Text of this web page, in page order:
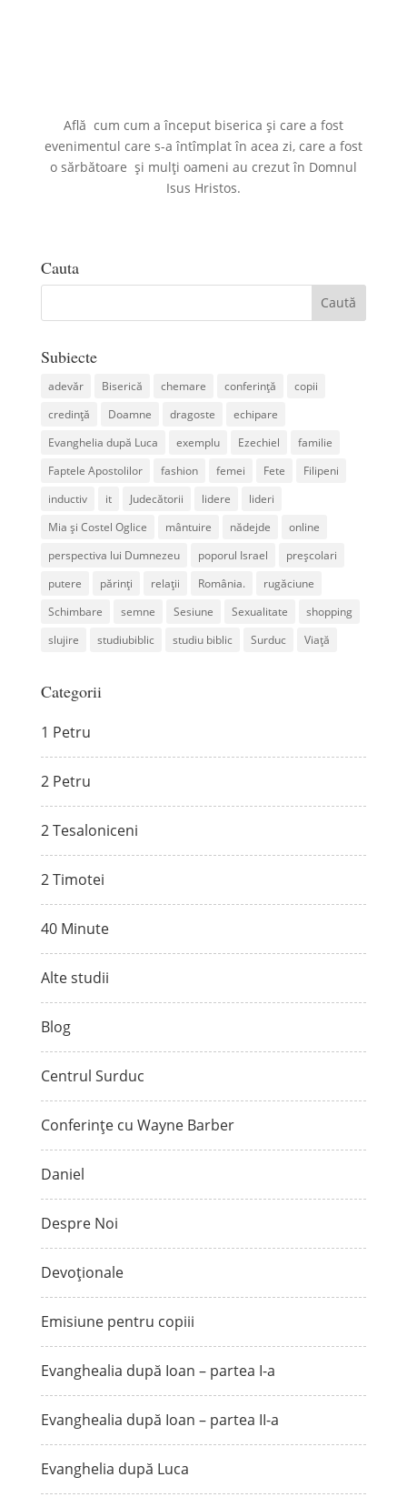
Află cum cum a început biserica și care a fost
evenimentul care s-a întîmplat în acea zi, care a fost
o sărbătoare și mulți oameni au crezut în Domnul
Isus Hristos.
Cauta
Subiecte
adevăr Biserică chemare conferință
copii
credință
Doamne dragoste
echipare
Evanghelia după Luca
exemplu Ezechiel
familie
Faptele Apostolilor
fashion femei Fete
Filipeni
inductiv
it Judecătorii lidere
lideri
Mia și Costel Oglice
mântuire nădejde
online
perspectiva lui Dumnezeu
poporul Israel
preșcolari
putere
părinți relații România.
rugăciune
Schimbare
semne Sesiune Sexualitate
shopping
slujire
studiubiblic studiu biblic Surduc Viață
Categorii
1 Petru
2 Petru
2 Tesaloniceni
2 Timotei
40 Minute
Alte studii
Blog
Centrul Surduc
Conferințe cu Wayne Barber
Daniel
Despre Noi
Devoționale
Emisiune pentru copiii
Evanghealia după Ioan – partea I-a
Evanghealia după Ioan – partea II-a
Evanghelia după Luca